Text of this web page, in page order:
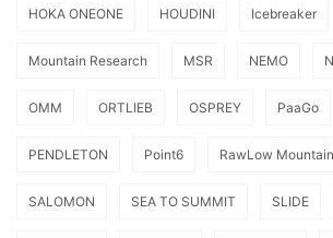
HOKA ONEONE HOUDINI Icebreaker
Mountain Research MSR NEMO
OMM ORTLIEB OSPREY PaaGo
PENDLETON Point6 RawLow
SALOMON SEA TO SUMMIT SLIDE